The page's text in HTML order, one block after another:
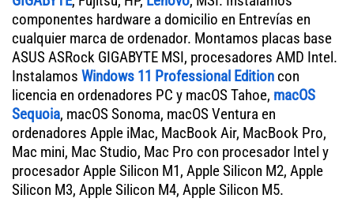
componentes hardware a domicilio en Entrevías en
cualquier marca de ordenador. Montamos placas base
ASUS ASRock GIGABYTE MSI, procesadores AMD Intel.
Instalamos Windows 11 Professional Edition con
licencia en ordenadores PC y macOS Tahoe, macOS
Sequoia, macOS Sonoma, macOS Ventura en
ordenadores Apple iMac, MacBook Air, MacBook Pro,
Mac mini, Mac Studio, Mac Pro con procesador Intel y
procesador Apple Silicon M1, Apple Silicon M2, Apple
Silicon M3, Apple Silicon M4, Apple Silicon M5.